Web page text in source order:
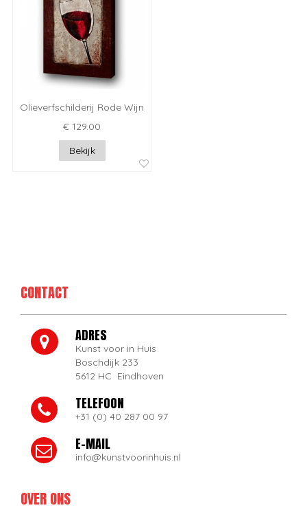
Olieverfschilderij Rode Wijn
€ 129.00
Bekijk
CONTACT
ADRES
Kunst voor in Huis
Boschdijk 233
5612 HC Eindhoven
TELEFOON
+31 (0) 40 287 00 97
E-MAIL
info@kunstvoorinhuis.nl
OVER ONS